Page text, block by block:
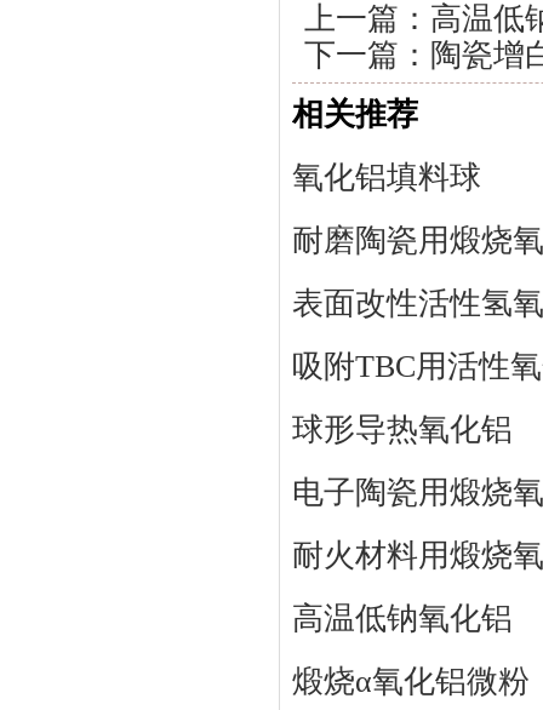
上一篇： 高温低
下一篇： 陶瓷增
相关推荐
氧化铝填料球
耐磨陶瓷用煅烧
表面改性活性氢
吸附TBC用活性
球形导热氧化铝
电子陶瓷用煅烧
耐火材料用煅烧
高温低钠氧化铝
煅烧α氧化铝微粉